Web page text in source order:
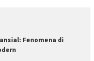
Fenomena di